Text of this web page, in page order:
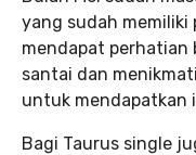
yang sudah memiliki
mendapat perhatian
santai dan
untuk mendapatkan
Bagi Taurus single